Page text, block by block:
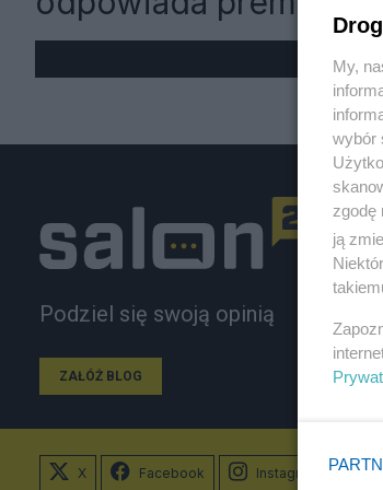
Podziel się swoją opinią
ZAŁÓŻ BLOG
X Facebook Instagram
My,
wybór
zgodę
ją